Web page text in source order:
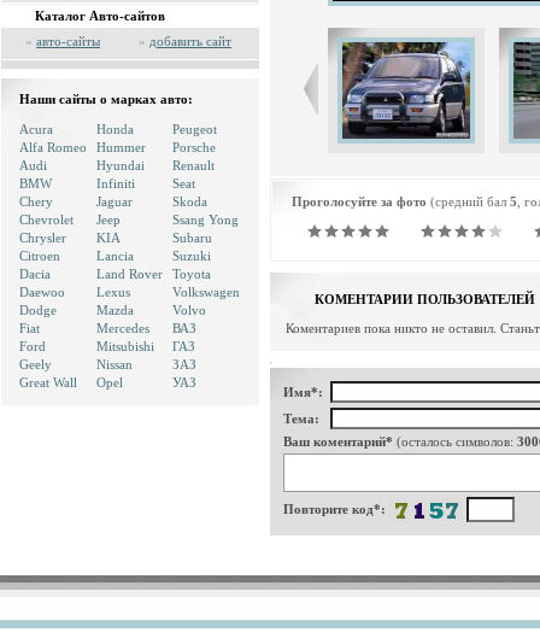
Каталог Авто-сайтов
» авто-сайты » добавить сайт
Наши сайты о марках авто:
Acura
Alfa Romeo
Audi
BMW
Chery
Chevrolet
Chrysler
Citroen
Dacia
Daewoo
Dodge
Fiat
Ford
Geely
Great Wall
Honda
Hummer
Hyundai
Infiniti
Jaguar
Jeep
KIA
Lancia
Land Rover
Lexus
Mazda
Mercedes
Mitsubishi
Nissan
Opel
Peugeot
Porsche
Renault
Seat
Skoda
Ssang Yong
Subaru
Suzuki
Toyota
Volkswagen
Volvo
ВАЗ
ГАЗ
ЗАЗ
УАЗ
Проголосуйте за фото (средний бал 5 ,
КОМЕНТАРИИ ПОЛЬЗОВАТЕЛЕЙ
Коментариев пока никто не оставил.
Имя*:
Тема:
Ваш коментарий* (осталось символов:
Повторите код*: